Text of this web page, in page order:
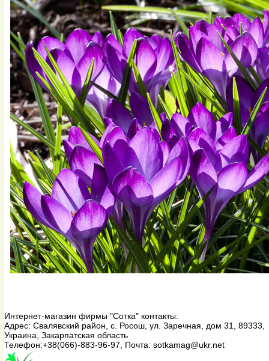
Интернет-магазин фирмы "Сотка" контакты:
Адрес: Свалявский район, с. Росош, ул. Заречная, дом 31 89333
Украина, Закарпатская область
Телефон:+38(066)-883-96-97 , Почта: sotkamag@ukr.net